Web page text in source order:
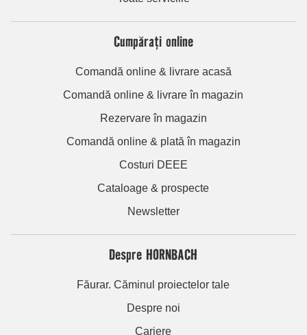
Cumpărați online
Comandă online & livrare acasă
Comandă online & livrare în magazin
Rezervare în magazin
Comandă online & plată în magazin
Costuri DEEE
Cataloage & prospecte
Newsletter
Despre HORNBACH
Făurar. Căminul proiectelor tale
Despre noi
Cariere